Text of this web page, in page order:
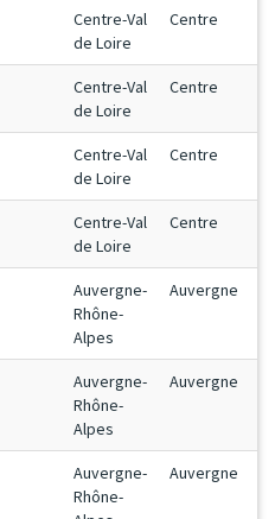
Centre-Val
de Loire
Centre
Centre-Val
de Loire
Centre
Centre-Val
de Loire
Centre
Centre-Val
de Loire
Centre
Auvergne-
Rhône-
Alpes
Auvergne
Auvergne-
Rhône-
Alpes
Auvergne
Auvergne-
Rhône-
Auvergne